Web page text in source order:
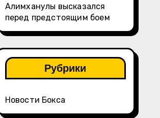
Алимханулы высказался
перед предстоящим боем
Рубрики
Новости Бокса